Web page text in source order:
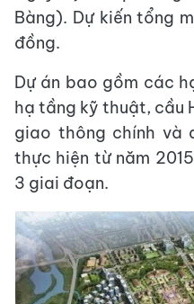
Bàng). Dự kiến tổng
đồng.
Dự án bao gồm các
hạ tầng kỹ thuật, cầu
giao thông chính và
thực hiện từ năm
3 giai đoạn.